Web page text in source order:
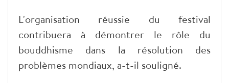
L'organisation réussie du festival
contribuera à démontrer le rôle du
bouddhisme dans la résolution des
problèmes mondiaux, a-t-il souligné.